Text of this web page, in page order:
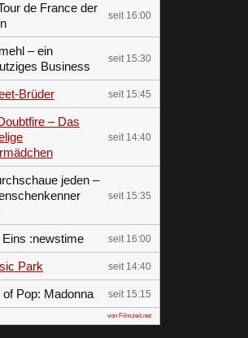
de France der
seit 16:00
– ein
Business
seit 15:30
Brüder seit 15:45
– Das
seit 14:40
jeden –
seit 15:35
Eins :newstime seit 16:00
Park seit 14:40
of Pop: Madonna seit 15:15
von Filmzeit.net